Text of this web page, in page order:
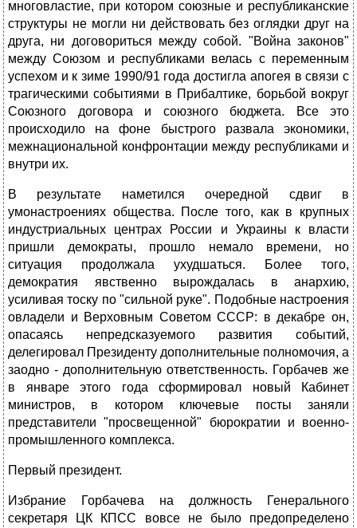
многовластие, при котором союзные и республиканские
структуры не могли ни действовать без оглядки друг на
друга, ни договориться между собой. "Война законов"
между Союзом и республиками велась с переменным
успехом и к зиме 1990/91 года достигла апогея в связи с
трагическими событиями в Прибалтике, борьбой вокруг
Союзного договора и союзного бюджета. Все это
происходило на фоне быстрого развала экономики,
межнациональной конфронтации между республиками и
внутри их.
В результате наметился очередной сдвиг в
умонастроениях общества. После того, как в крупных
индустриальных центрах России и Украины к власти
пришли демократы, прошло немало времени, но
ситуация продолжала ухудшаться. Более того,
демократия явственно вырождалась в анархию,
усиливая тоску по "сильной руке". Подобные настроения
овладели и Верховным Советом СССР: в декабре он,
опасаясь непредсказуемого развития событий,
делегировал Президенту дополнительные полномочия, а
заодно - дополнительную ответственность. Горбачев же
в январе этого года сформировал новый Кабинет
министров, в котором ключевые посты заняли
представители "просвещенной" бюрократии и военно-
промышленного комплекса.
Первый президент.
Избрание Горбачева на должность Генерального
секретаря ЦК КПСС вовсе не было предопределено